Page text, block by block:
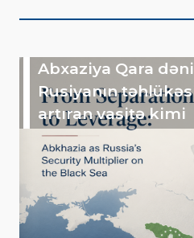
Abxaziya Qara
Rusiyanın
artıran vasitə kimi